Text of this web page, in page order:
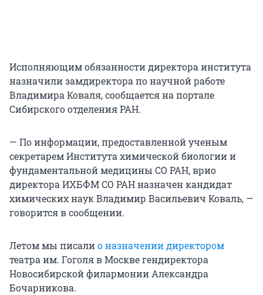
Исполняющим обязанности директора института
назначили замдиректора по научной работе
Владимира Коваля, сообщается на портале
Сибирского отделения РАН.
— По информации, предоставленной ученым
секретарем Института химической биологии и
фундаментальной медицины СО РАН, врио
директора ИХБФМ СО РАН назначен кандидат
химических наук Владимир Васильевич Коваль, —
говорится в сообщении.
Летом мы писалио назначении директором
театра им. Гоголя в Москве гендиректора
Новосибирской филармонии Александра
Бочарникова.